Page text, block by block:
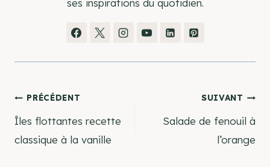
ses inspirations du quotidien.
Navigation
de
PRÉCÉDENT
Îles flottantes recette
classique à la vanille
SUIVANT
Salade de fenouil à
l’orange